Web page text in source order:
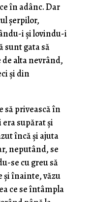
în adânc. Dar
şerpilor,
i şi lovindu-i
sunt gata să
de alta nevrând,
şi din
să privească în
era supărat şi
încă şi ajuta
neputând, se
se cu greu să
şi înainte, văzu
ce se întâmpla